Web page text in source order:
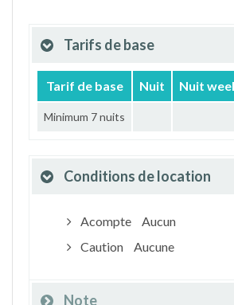
Tarifs de base
Tarif de base Nuit Nuit
Minimum 7 nuits
Conditions de location
Acompte
Aucun
Caution
Aucune
Note